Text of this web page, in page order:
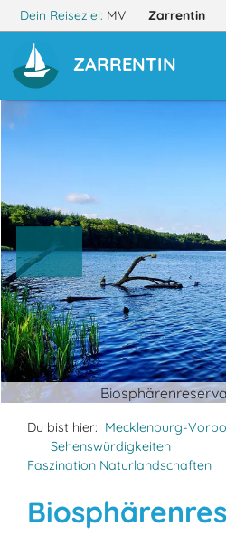
Dein Reiseziel: MV Zarrentin
ZARRENTIN
Du bist hier: Mecklenburg-
Sehenswürdigkeiten
Faszination Naturlandschaften